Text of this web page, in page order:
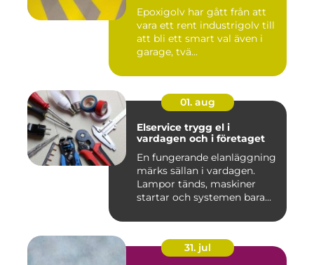
Epoxigolv har gått från att
vara ett rent industrigolv till
att bli ett smart val även i
garage, tvä...
01. aug
Elservice trygg el i
vardagen och i företaget
En fungerande elanläggning
märks sällan i vardagen.
Lampor tänds, maskiner
startar och systemen bara...
31. jul